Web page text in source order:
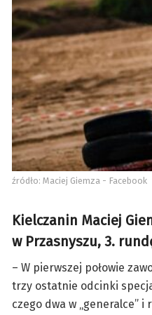
źródło: Maciej Giemza - Facebook
Kielczanin Maciej
w Przasnyszu, 3.
– W pierwszej połowie
trzy ostatnie odcinki
czego dwa w „generalce”